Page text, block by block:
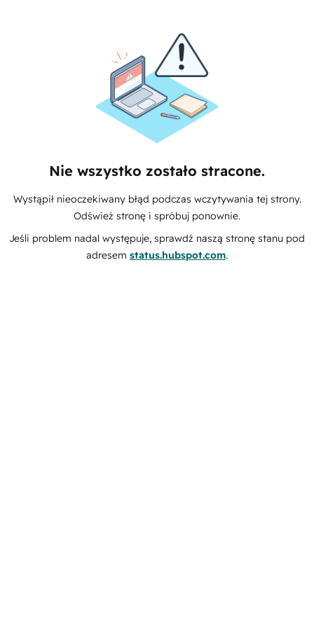
Nie wszystko zostało stracone.
Wystąpił nieoczekiwany błąd podczas wczytywania tej strony.
Odśwież stronę i spróbuj ponownie.
Jeśli problem nadal występuje, sprawdź naszą stronę stanu pod
adresem status.hubspot.com.